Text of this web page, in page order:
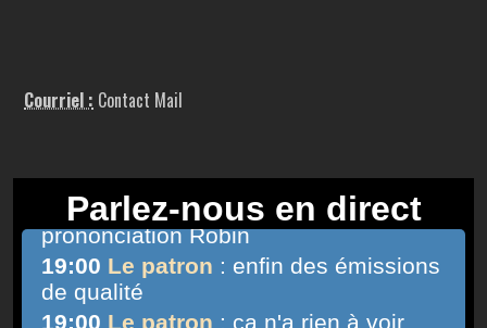
Courriel : Contact Mail